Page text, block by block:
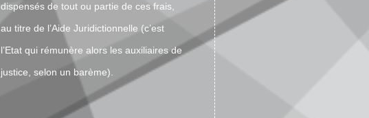
dispensés de tout ou partie de ces frais,
au titre de l’Aide Juridictionnelle (c’est
l’Etat qui rémunère alors les auxiliaires de
justice, selon un barème).